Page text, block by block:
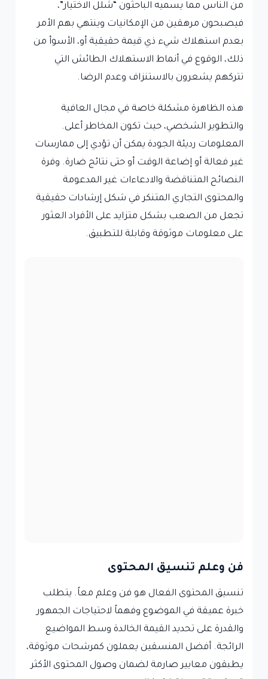
من الناس مما يسميه الباحثون “شلل الاختيار”،
فيصبحون مرهقين من الإمكانيات وينتهي بهم الأمر
بعدم استهلاك شيء ذي قيمة حقيقية أو، الأسوأ من
ذلك، الوقوع في أنماط الاستهلاك الطائش التي
تتركهم يشعرون بالاستنزاف وعدم الرضا.
هذه الظاهرة مشكلة خاصة في مجال العافية
والتطوير الشخصي، حيث تكون المخاطر أعلى.
المعلومات رديئة الجودة يمكن أن تؤدي إلى ممارسات
غير فعالة أو إضاعة الوقت أو حتى نتائج ضارة. وفرة
النصائح المتناقضة والادعاءات غير المدعومة
والمحتوى التجاري المتنكر في شكل إرشادات حقيقية
تجعل من الصعب بشكل متزايد على الأفراد العثور
على معلومات موثوقة وقابلة للتطبيق.
فن وعلم تنسيق المحتوى
تنسيق المحتوى الفعال هو فن وعلم معاً. يتطلب
خبرة عميقة في الموضوع وفهماً لاحتياجات الجمهور
والقدرة على تحديد القيمة الخالدة وسط المواضيع
الرائجة. أفضل المنسقين يعملون كمرشحات موثوقة،
يطبقون معايير صارمة لضمان وصول المحتوى الأكثر